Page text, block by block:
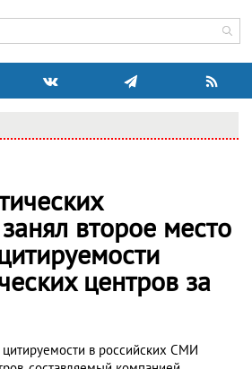
второе место
центров за
в российских СМИ